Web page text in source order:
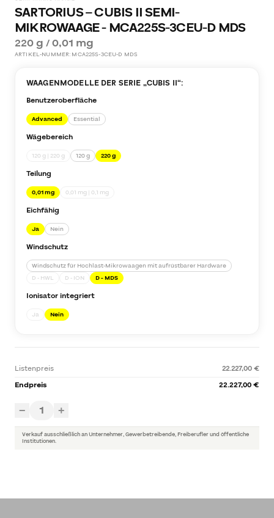
SARTORIUS – CUBIS II SEMI-
MIKROWAAGE - MCA225S-3CEU-D MDS
220 g / 0,01 mg
ARTIKEL-NUMMER: MCA225S-3CEU-D MDS
WAAGENMODELLE DER SERIE „CUBIS II“:
Benutzeroberfläche
Advanced Essential
Wägebereich
120 g | 220 g 120 g 220 g
Teilung
0,01 mg 0,01 mg | 0,1 mg
Eichfähig
Ja Nein
Windschutz
Windschutz für Hochlast-Mikrowaagen mit aufrüstbarer Hardware
D - HWL
D - ION D - MDS
Ionisator integriert
Ja Nein
Listenpreis
22.227,00 €
Endpreis
22.227,00 €
− 1 +
Verkauf ausschließlich an Unternehmer, Gewerbetreibende, Freiberufler und öffentliche
Institutionen.